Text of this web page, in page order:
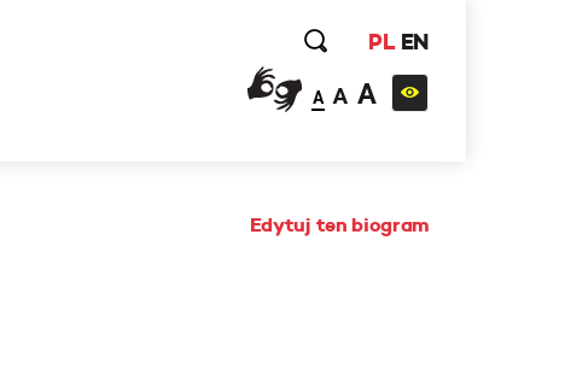
PL EN
A A A
Edytuj ten biogram